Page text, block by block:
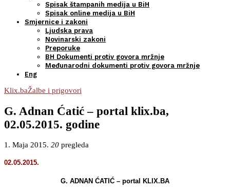
Spisak štampanih medija u BiH
Spisak online medija u BiH
Smjernice i zakoni
Ljudska prava
Novinarski zakoni
Preporuke
BH Dokumenti protiv govora mržnje
Međunarodni dokumenti protiv govora mržnje
Eng
Klix.baŽalbe i prigovori
G. Adnan Ćatić – portal klix.ba,
02.05.2015. godine
1. Maja 2015. 20 pregleda
02.05.2015.
G. ADNAN ĆATIĆ – portal KLIX.BA